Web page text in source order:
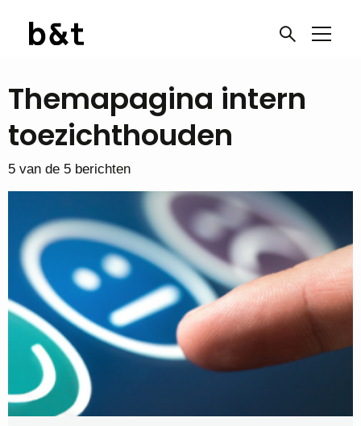
Themapagina intern
toezichthouden
5 van de 5 berichten